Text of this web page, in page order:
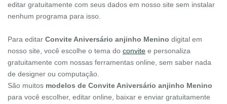
editar gratuitamente com seus dados em nosso site sem instalar
nenhum programa para isso.
Para editar Convite Aniversário anjinho Menino digital em
nosso site, você escolhe o tema do convite e personaliza
gratuitamente com nossas ferramentas online, sem saber nada
de designer ou computação.
São muitos modelos de Convite Aniversário anjinho Menino
para você escolher, editar online, baixar e enviar gratuitamente